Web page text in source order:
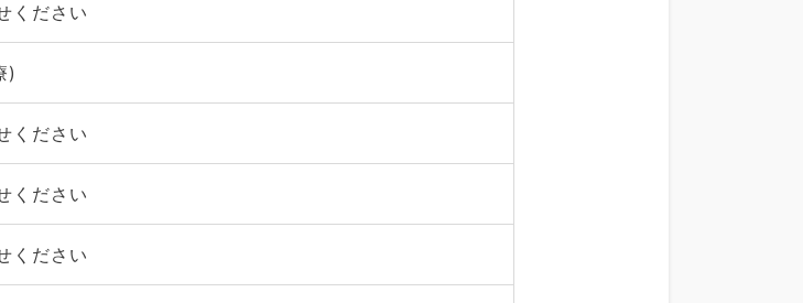
ください
)
ください
ください
ください